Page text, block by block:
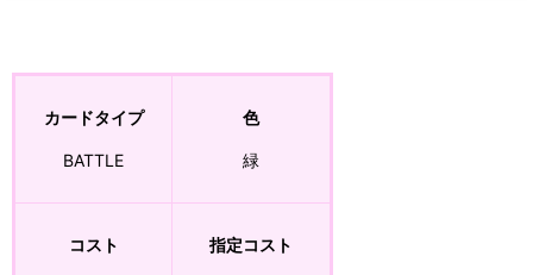
カードタイプ
BATTLE
色
緑
コスト 指定コスト